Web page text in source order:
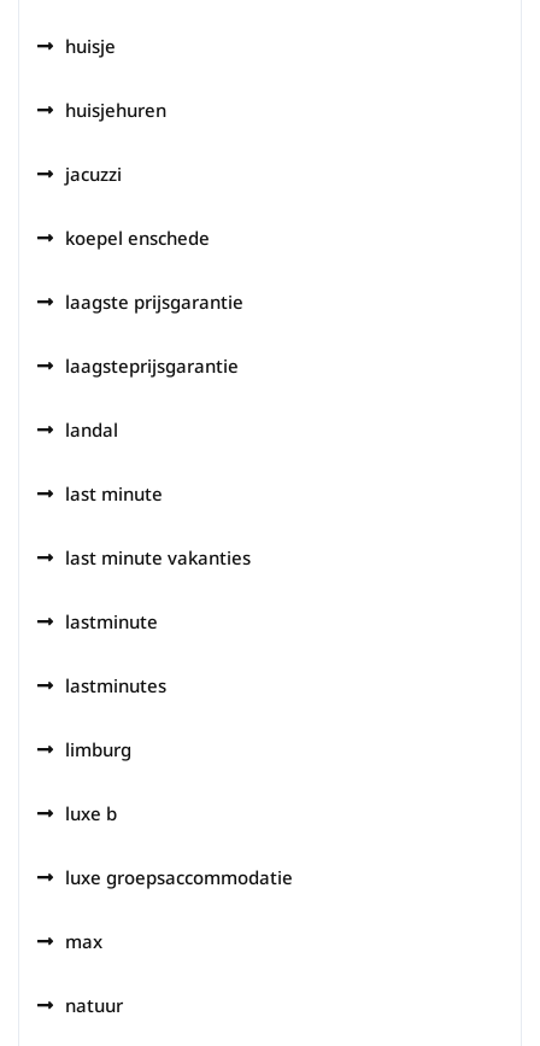
huisje
huisjehuren
jacuzzi
koepel enschede
laagste prijsgarantie
laagsteprijsgarantie
landal
last minute
last minute vakanties
lastminute
lastminutes
limburg
luxe b
luxe groepsaccommodatie
max
natuur